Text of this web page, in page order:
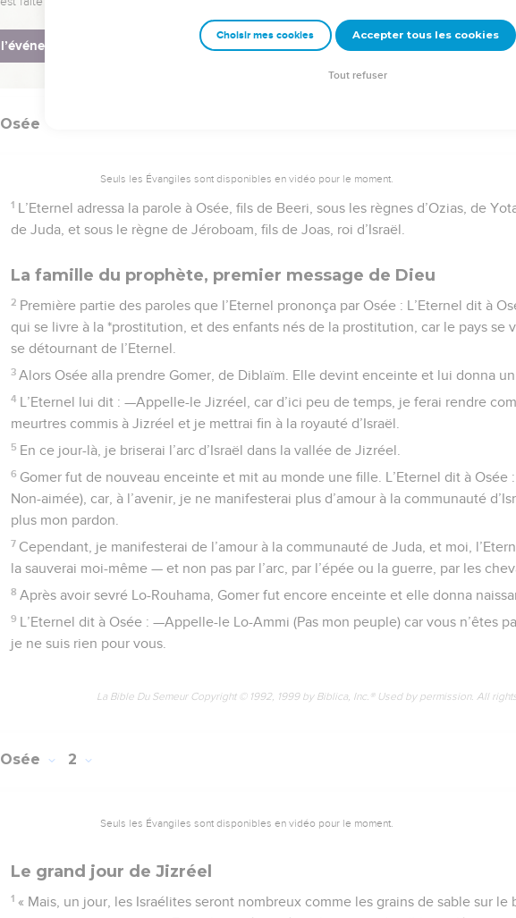
La Bible Du Semeur Copyright © 1992, 1999 by Biblica, Inc.® Used by permission. All
Osée
Seuls les Évangiles sont disponibles en vidéo pour le moment.
1 L’Eternel adressa la parole à Osée, fils de Beeri, sous les règnes d’Ozias, de
de Juda, et sous le règne de Jéroboam, fils de Joas, roi d’Israël.
La famille du prophète, premier message de Dieu
2 Première partie des paroles que l’Eternel prononça par Osée : L’Eternel dit à
qui se livre à la *prostitution, et des enfants nés de la prostitution, car le pays se
se détournant de l’Eternel.
3 Alors Osée alla prendre Gomer, de Diblaïm. Elle devint enceinte et lui donna un
4 L’Eternel lui dit : —Appelle-le Jizréel, car d’ici peu de temps, je ferai rendre
meurtres commis à Jizréel et je mettrai fin à la royauté d’Israël.
5 En ce jour-là, je briserai l’arc d’Israël dans la vallée de Jizréel.
6 Gomer fut de nouveau enceinte et mit au monde une fille. L’Eternel dit à Osée
Non-aimée), car, à l’avenir, je ne manifesterai plus d’amour à la communauté
plus mon pardon.
7 Cependant, je manifesterai de l’amour à la communauté de Juda, et moi,
la sauverai moi-même — et non pas par l’arc, par l’épée ou la guerre, par les
8 Après avoir sevré Lo-Rouhama, Gomer fut encore enceinte et elle donna
9 L’Eternel dit à Osée : —Appelle-le Lo-Ammi (Pas mon peuple) car vous n’êtes
je ne suis rien pour vous.
La Bible Du Semeur Copyright © 1992, 1999 by Biblica, Inc.® Used by permission. All
Osée 2
Seuls les Évangiles sont disponibles en vidéo pour le moment.
Le grand jour de Jizréel
1 « Mais, un jour, les Israélites seront nombreux comme les grains de sable sur
Choisir mes cookies Accepter tous les cookies
Tout refuser